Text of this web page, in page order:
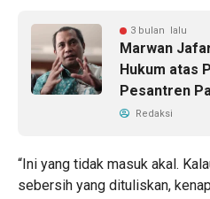
3 bulan lalu
Marwan
Hukum atas
Pesantren
Redaksi
“Ini yang tidak masuk akal.
sebersih yang dituliskan,